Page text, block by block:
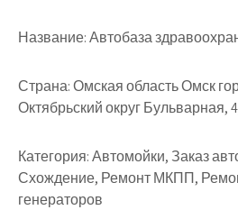
Название:Автобаза
Страна:Омская область Омск
Октябрьский округ Бульварная,
Категория:Автомойки, Заказ
Схождение, Ремонт МКПП,
генераторов